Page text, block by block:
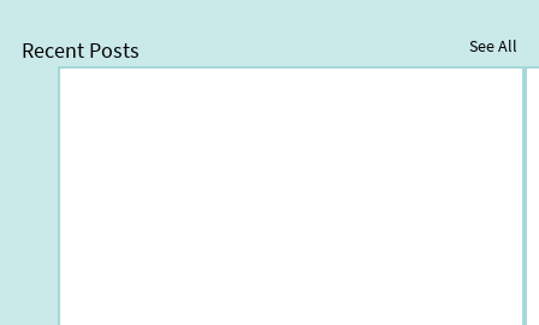
Recent Posts See All